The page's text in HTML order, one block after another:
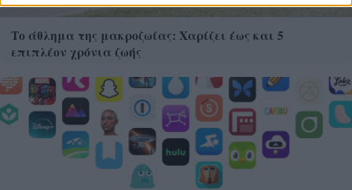
Το άθλημα της μακροζωίας: Χαρίζει έως και 5
επιπλέον χρόνια ζωής